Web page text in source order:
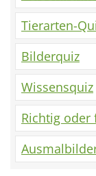
Tierarten-
Bilderquiz
Wissensquiz
Richtig oder